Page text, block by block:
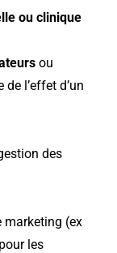
ou clinique
ou
de l’effet d’un
des
marketing (ex
les